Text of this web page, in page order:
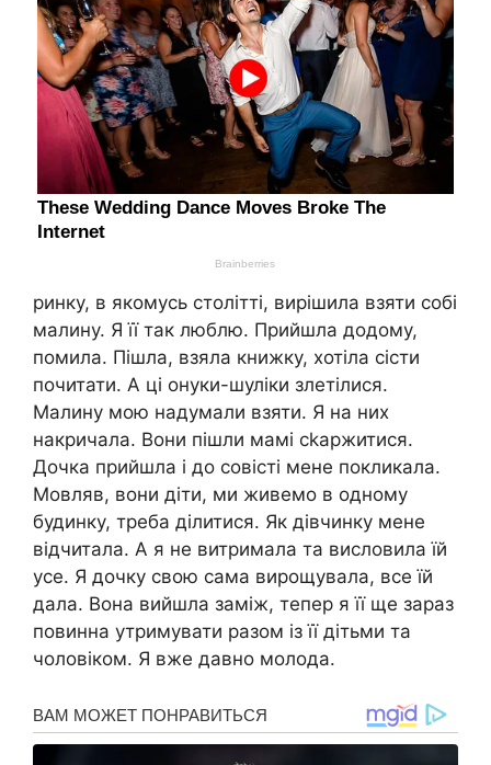
ринку, в якомусь столітті, вирішила взяти собі
малину. Я її так люблю. Прийшла додому,
помила. Пішла, взяла книжку, хотіла сісти
почитати. А ці онуки-шуліки злетілися.
Малину мою надумали взяти. Я на них
накричала. Вони пішли мамі сkаржитися.
Дочка прийшла і до совісті мене покликала.
Мовляв, вони діти, ми живемо в одному
будинку, треба ділитися. Як дівчинку мене
відчитала. А я не витримала та висловила їй
усе. Я дочку свою сама вирощувала, все їй
дала. Вона вийшла заміж, тепер я її ще зараз
повинна утримувати разом із її дітьми та
чоловіком. Я вже давно молода.